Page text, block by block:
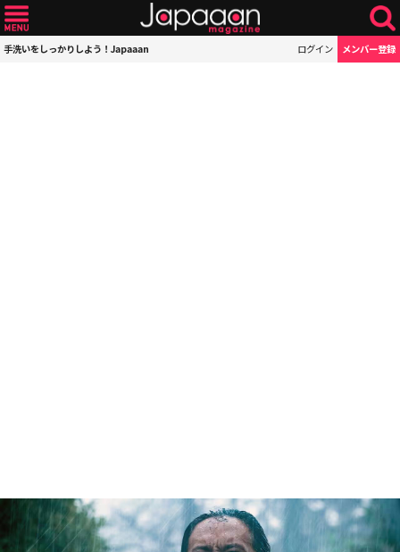
手洗いをしっかりしよう！Japaaan ログイン メンバー登録